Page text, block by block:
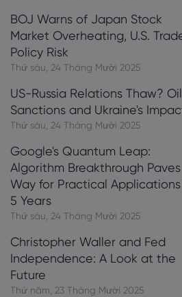
Thứ sáu, 24 Tháng Mười 2025
BOJ Warns of Japan Stock
Market Overheating, U.S.
Policy Risk
Thứ sáu, 24 Tháng Mười 2025
US-Russia Relations Thaw? Oil
Sanctions and Ukraine's
Thứ sáu, 24 Tháng Mười 2025
Google's Quantum Leap:
Algorithm Breakthrough Paves
Way for Practical Applications
5 Years
Thứ năm, 23 Tháng Mười 2025
Christopher Waller and Fed
Independence: A Look at the
Future